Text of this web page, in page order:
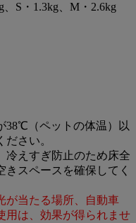
選べます
水分は早めにふき取っ
分だけが乗る小さいサイ
全猫種
S・1.3kg、M・2.6kg
38℃（ペットの体温）以
さい。
えすぎ防止のため床全
スペースを確保してく
が当たる場所、自動車
用は、効果が得られませ